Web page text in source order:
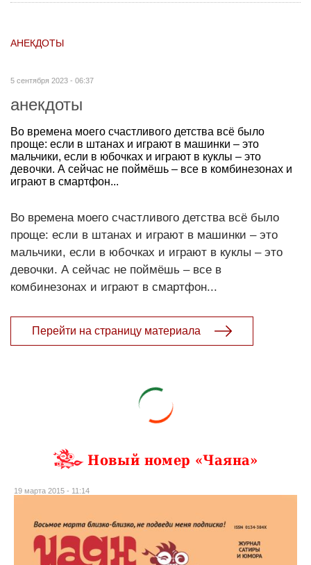
АНЕКДОТЫ
5 сентября 2023 - 06:37
анекдоты
Во времена моего счастливого детства всё было
проще: если в штанах и играют в машинки – это
мальчики, если в юбочках и играют в куклы – это
девочки. А сейчас не поймёшь – все в комбинезонах и
играют в смартфон...
Во времена моего счастливого детства всё было
проще: если в штанах и играют в машинки – это
мальчики, если в юбочках и играют в куклы – это
девочки. А сейчас не поймёшь – все в
комбинезонах и играют в смартфон...
Перейти на страницу материала
Новый номер «Чаяна»
19 марта 2015 - 11:14